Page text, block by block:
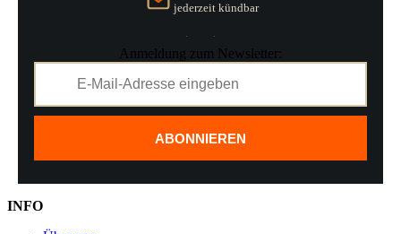
jederzeit kündbar
Anmeldung zum Newsletter:
ABONNIEREN
INFO